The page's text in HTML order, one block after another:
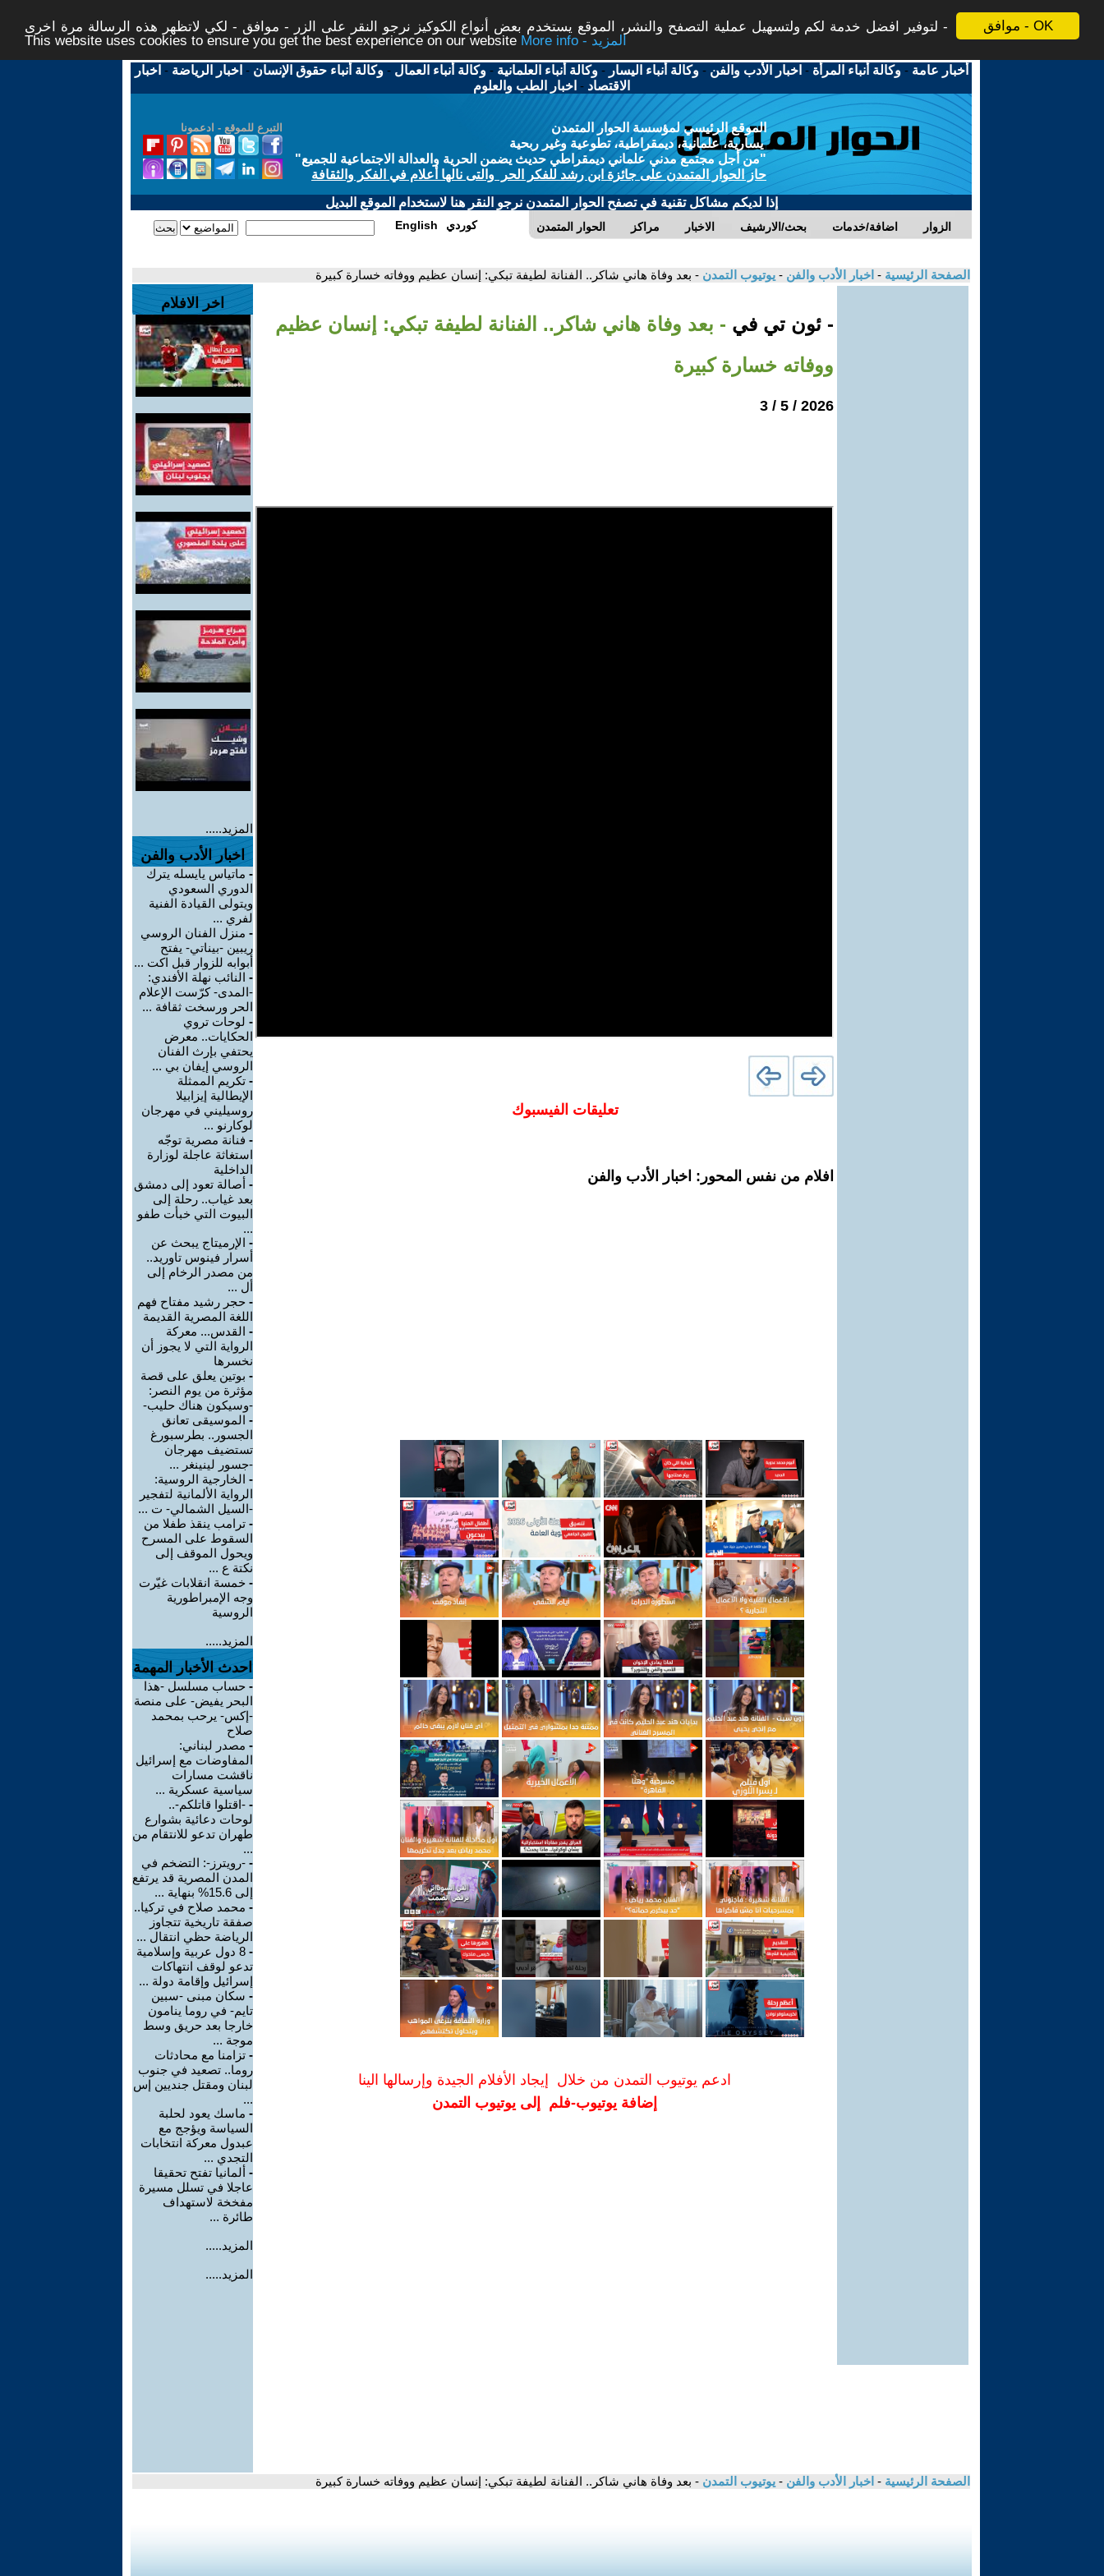
موافق - OK
لتوفير افضل خدمة لكم ولتسهيل عملية التصفح والنشر، الموقع يستخدم بعض أنواع الكوكيز نرجو النقر على الزر - موافق - لكي لاتظهر هذه الرسالة مرة اخرى -
This website uses cookies to ensure you get the best experience on our website
More info - المزيد
أخبار عامة -وكالة أنباء المرأة - اخبار الأدب والفن -وكالة أنباء اليسار -وكالة أنباء العلمانية -وكالة أنباء العمال -وكالة أنباء حقوق الإنسان - اخبار الرياضة - اخبار
الاقتصاد - اخبار الطب والعلوم
التبرع للموقع - ادعمونا
الموقع الرئيسي لمؤسسة الحوار المتمدن
يسارية، علمانية، ديمقراطية، تطوعية وغير ربحية
"من أجل مجتمع مدني علماني ديمقراطي حديث يضمن الحرية والعدالة الاجتماعية للجميع"
حاز الحوار المتمدن على جائزة ابن رشد للفكر الحر والتى نالها أعلام في الفكر والثقافة
إذا لديكم مشاكل تقنية في تصفح الحوار المتمدن نرجو النقر هنا لاستخدام الموقع البديل
الحوار المتمدن مراكز الاخبار بحث/الارشيف اضافة/خدمات الزوار English كوردي
الصفحة الرئيسية - اخبار الأدب والفن - يوتيوب التمدن - بعد وفاة هاني شاكر.. الفنانة لطيفة تبكي: إنسان عظيم ووفاته خسارة كبيرة
- ئون تي في - بعد وفاة هاني شاكر.. الفنانة لطيفة تبكي: إنسان عظيم
ووفاته خسارة كبيرة
2026 / 5 / 3
تعليقات الفيسبوك
افلام من نفس المحور: اخبار الأدب والفن
ادعم يوتيوب التمدن من خلال إيجاد الأفلام الجيدة وإرسالها الينا
إضافة يوتيوب-فلم إلى يوتيوب التمدن
اخر الافلام
المزيد.....
اخبار الأدب والفن
- ماتياس يايسله يترك
الدوري السعودي
ويتولى القيادة الفنية
لفري ...
- منزل الفنان الروسي
ريبين -بيناتي- يفتح
أبوابه للزوار قبل اكت ...
- النائب نهلة الأفندي:
-المدى- كرّست الإعلام
الحر ورسخت ثقافة ...
- لوحات تروي
الحكايات.. معرض
يحتفي بإرث الفنان
الروسي إيفان بي ...
- تكريم الممثلة
الإيطالية إيزابيلا
روسيليني في مهرجان
لوكارنو ...
- فنانة مصرية توجّه
استغاثة عاجلة لوزارة
الداخلية
- أصالة تعود إلى دمشق
بعد غياب.. رحلة إلى
البيوت التي خبأت طفو
...
- الإرميتاج يبحث عن
أسرار فينوس تاوريد..
من مصدر الرخام إلى
أل ...
- حجر رشيد مفتاح فهم
اللغة المصرية القديمة
- القدس... معركة
الرواية التي لا يجوز أن
نخسرها
- بوتين يعلق على قصة
مؤثرة من يوم النصر:
-وسيكون هناك حليب-
- الموسيقى تعانق
الجسور.. بطرسبورغ
تستضيف مهرجان
-جسور لينينغر ...
- الخارجية الروسية:
الرواية الألمانية لتفجير
-السيل الشمالي- ت ...
- ترامب ينقذ طفلا من
السقوط على المسرح
ويحول الموقف إلى
نكتة ع ...
- خمسة انقلابات غيّرت
وجه الإمبراطورية
الروسية
المزيد.....
احدث الأخبار المهمة
- حساب مسلسل -هذا
البحر يفيض- على منصة
-إكس- يرحب بمحمد
صلاح
- مصدر لبناني:
المفاوضات مع إسرائيل
ناقشت مسارات
سياسية عسكرية ...
- -اقتلوا قاتلكم-..
لوحات دعائية بشوارع
طهران تدعو للانتقام من
...
- -رويترز-: التضخم في
المدن المصرية قد يرتفع
إلى 15.6% بنهاية ...
- محمد صلاح في تركيا..
صفقة تاريخية تتجاوز
الرياضة حظي انتقال ...
-
8 دول عربية وإسلامية
تدعو لوقف انتهاكات
إسرائيل وإقامة دولة ...
- سكان مبنى -سبين
تايم- في روما ينامون
خارجا بعد حريق وسط
موجة ...
- تزامنا مع محادثات
روما.. تصعيد في جنوب
لبنان ومقتل جنديين إس
...
- ماسك يعود لحلبة
السياسة ويؤجج مع
عبدول معركة انتخابات
التجدي ...
- ألمانيا تفتح تحقيقا
عاجلا في تسلل مسيرة
مفخخة لاستهداف
طائرة ...
المزيد.....
المزيد.....
الصفحة الرئيسية - اخبار الأدب والفن - يوتيوب التمدن - بعد وفاة هاني شاكر.. الفنانة لطيفة تبكي: إنسان عظيم ووفاته خسارة كبيرة